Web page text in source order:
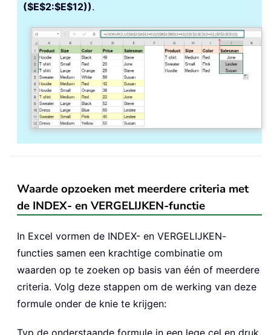
($E$2:$E$12)).
Waarde opzoeken met meerdere criteria met
de INDEX- en VERGELIJKEN-functie
In Excel vormen de INDEX- en VERGELIJKEN-
functies samen een krachtige combinatie om
waarden op te zoeken op basis van één of meerdere
criteria. Volg deze stappen om de werking van deze
formule onder de knie te krijgen: